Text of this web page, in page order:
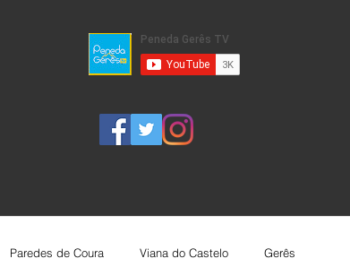
Paredes de Coura Viana do Castelo Gerês